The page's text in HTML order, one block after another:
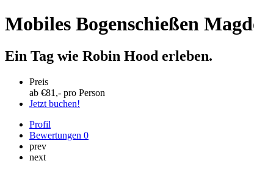
Mobiles Bogenschießen
Ein Tag wie Robin Hood erleben.
Preis
ab €81 ,- pro Person
Jetzt buchen!
Profil
Bewertungen 0
prev
next